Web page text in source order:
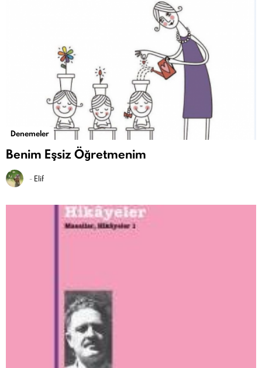
Denemeler
Benim Eşsiz Öğretmenim
- Elif